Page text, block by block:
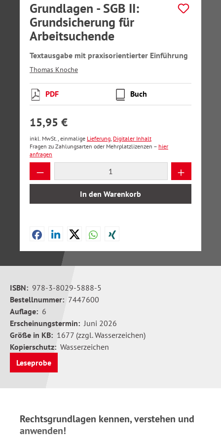
Grundlagen - SGB II:
Grundsicherung für
Arbeitsuchende
Textausgabe mit praxisorientierter Einführung
Thomas Knoche
PDF Buch
15,95 €
inkl. MwSt., einmalige Lieferung, Digitaler Inhalt
Fragen zu Zahlungsarten oder Mehrplatzlizenzen – hier
anfragen
Produkt Anzahl: Gib den gewünschten
In den Warenkorb
ISBN: 978-3-8029-5888-5
Bestellnummer: 7447600
Auflage: 6
Erscheinungstermin: Juni 2026
Größe in KB: 1677 (zzgl. Wasserzeichen)
Kopierschutz: Wasserzeichen
Leseprobe
Rechtsgrundlagen kennen, verstehen und
anwenden!